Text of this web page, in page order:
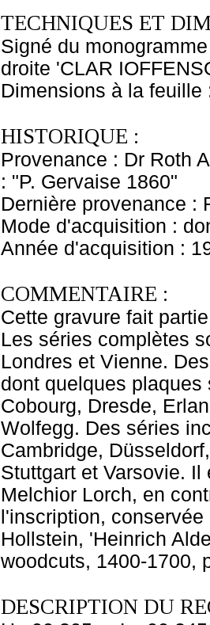
TECHNIQUES ET
Signé du
droite 'CLAR
Dimensions à la
HISTORIQUE :
Provenance : Dr Roth
: "P. Gervaise 1860"
Dernière provenance :
Mode d'acquisition :
Année d'acquisition :
COMMENTAIRE :
Cette gravure fait
Les séries complètes
Londres et Vienne.
dont quelques
Cobourg, Dresde,
Wolfegg. Des séries
Cambridge,
Stuttgart et Varsovie.
Melchior Lorch, en
l'inscription,
Hollstein, 'Heinrich
woodcuts, 1400-1700,
DESCRIPTION DU